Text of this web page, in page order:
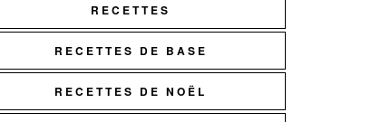
RECETTES
RECETTES DE BASE
RECETTES DE NOËL